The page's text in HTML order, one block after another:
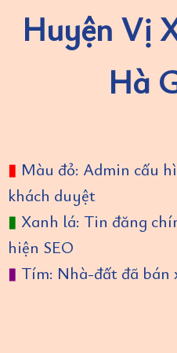
Huyện Vị
Hà
▮ Màu đỏ: Admin cấu
khách duyệt
▮ Xanh lá: Tin đăng
hiện SEO
▮ Tím: Nhà-đất đã bán